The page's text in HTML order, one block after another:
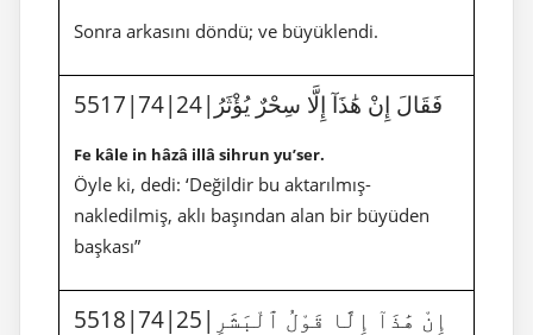
Sonra arkasını döndü; ve büyüklendi.
5517|74|24|فَقَالَ إِنْ هَٰذَآ إِلَّا سِحْرٌ يُؤْثَرُ
Fe kâle in hâzâ illâ sihrun yu’ser.
Öyle ki, dedi: ‘Değildir bu aktarılmış-
nakledilmiş, aklı başından alan bir büyüden
başkası”
5518|74|25|إِنْ هَٰذَآ إِلَّا قَوْلُ ٱلْبَشَرِ